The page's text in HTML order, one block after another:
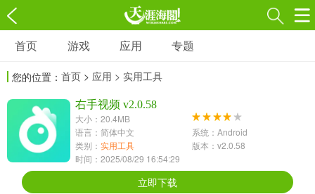
游戏
3697款应用
1597款应用
休闲益智
13387款应用
2196款应用
冒险解谜
首页 游戏 应用 专题
您的位置： 首页 > 应用 > 实用工具
右手视频 v2.0.58
大小：20.4MB
语言：简体中文
系统：Android
类别： 实用工具
版本：v2.0.58
时间：2025/08/29 16:54:29
立即下载